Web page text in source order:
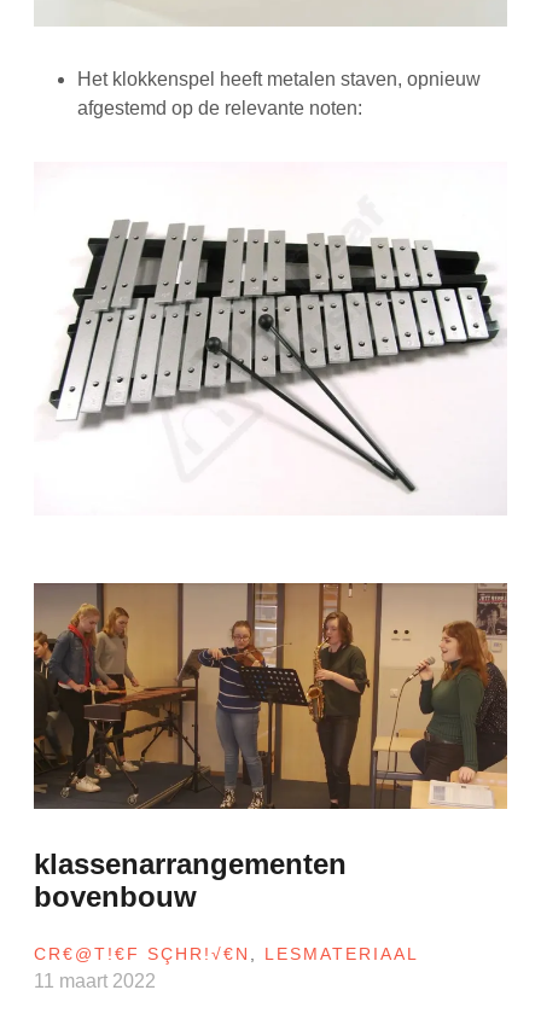
Het klokkenspel heeft metalen staven, opnieuw
afgestemd op de relevante noten:
klassenarrangementen
bovenbouw
CR€@T!€F SÇHR!√€N LESMATERIAAL
11 maart 2022